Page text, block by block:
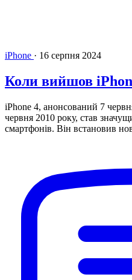
iPhone · 16 серпня 2024
Коли вийшов
iPhone 4, анонсований 7
червня 2010 року, став
смартфонів. Він встановив